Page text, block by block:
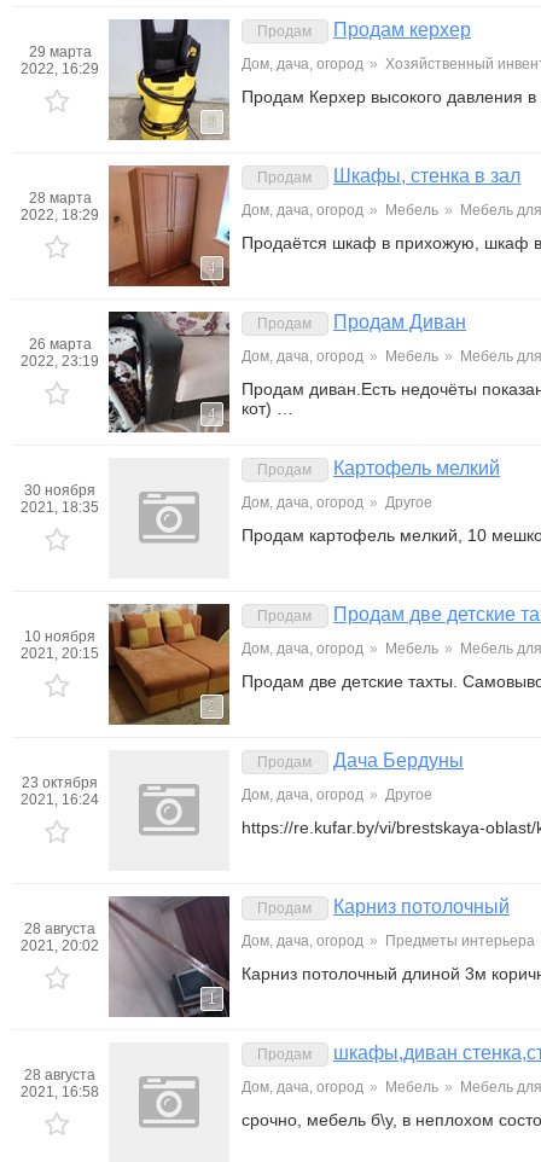
29 марта
2022, 16:29
3
Продам Продам керхер
Дом, дача, огород » Хозяйственный
Продам Керхер высокого давления
28 марта
2022, 18:29
4
Продам Шкафы, стенка в зал
Дом, дача, огород » Мебель » Мебель
Продаётся шкаф в прихожую, шкаф
26 марта
2022, 23:19
4
Продам Продам Диван
Дом, дача, огород » Мебель » Мебель
Продам диван.Есть недочёты
кот) …
30 ноября
2021, 18:35
Продам Картофель мелкий
Дом, дача, огород » Другое
Продам картофель мелкий, 10
10 ноября
2021, 20:15
2
Продам Продам две детские
Дом, дача, огород » Мебель » Мебель
Продам две детские тахты.
23 октября
2021, 16:24
Продам Дача Бердуны
Дом, дача, огород » Другое
https://re.kufar.by/vi/brestskaya-
28 августа
2021, 20:02
1
Продам Карниз потолочный
Дом, дача, огород » Предметы интерьера
Карниз потолочный длиной 3м
28 августа
2021, 16:58
Продам шкафы,диван
Дом, дача, огород » Мебель » Мебель
срочно, мебель б\у, в неплохом